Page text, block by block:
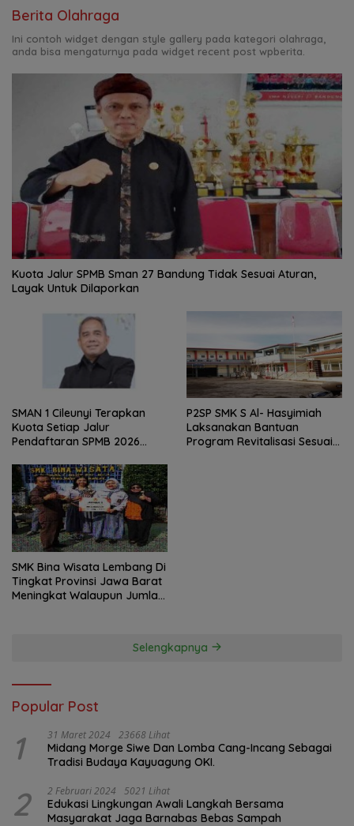
Berita Olahraga
Ini contoh widget dengan style gallery pada kategori olahraga,
anda bisa mengaturnya pada widget recent post wpberita.
Kuota Jalur SPMB Sman 27 Bandung Tidak Sesuai Aturan,
Layak Untuk Dilaporkan
SMAN 1 Cileunyi Terapkan
Kuota Setiap Jalur
Pendaftaran SPMB 2026
Untuk Dilaporkan
P2SP SMK S Al- Hasyimiah
Laksanakan Bantuan
Program Revitalisasi Sesuai
SMK Bina Wisata Lembang Di
Tingkat Provinsi Jawa Barat
Meningkat Walaupun Jumlah
Selengkapnya
Popular Post
1 31 Maret 2024 23668 Lihat
Midang Morge Siwe Dan Lomba Cang-Incang Sebagai
Tradisi Budaya Kayuagung OKI.
2 2 Februari 2024 5021 Lihat
Edukasi Lingkungan Awali Langkah Bersama
Masyarakat Jaga Barnabas Bebas Sampah